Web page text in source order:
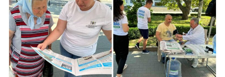
activitate
Parteneriate
Proiecte